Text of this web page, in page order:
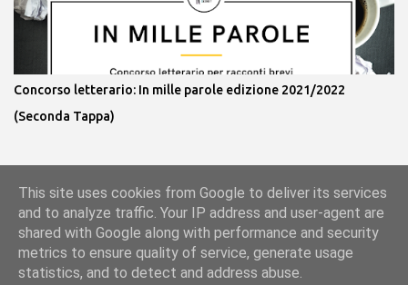
Concorso letterario: In mille parole edizione 2021/2022
(Seconda Tappa)
Powered by Blogger
This site uses cookies from Google to deliver its services
and to analyze traffic. Your IP address and user-agent are
shared with Google along with performance and security
metrics to ensure quality of service, generate usage
statistics, and to detect and address abuse.